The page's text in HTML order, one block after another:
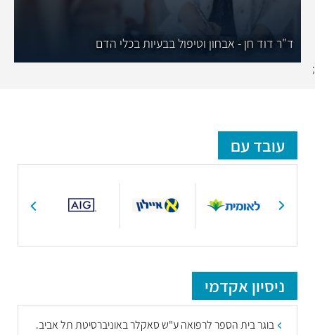
ד"ר דוד חן - אבחון וטיפול בבעיות בכלי הדם
;
עובד עם
ניסיון אקדמי
בוגר בית הספר לרפואה ע"ש סאקלר באוניברסיטת תל אביב.